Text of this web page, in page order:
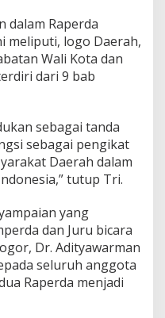
dalam Raperda
meliputi, logo Daerah,
Wali Kota dan
dari 9 bab
sebagai tanda
sebagai pengikat
Daerah dalam
tutup Tri.
yang
dan Juru bicara
Dr. Adityawarman
seluruh anggota
Raperda menjadi